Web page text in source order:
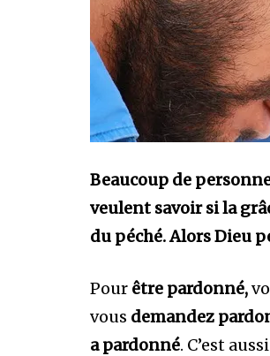
Beaucoup de
veulent savoir si la
du péché. Alors Dieu
Pour être pardonné,
vous demandez
a pardonné. C’est